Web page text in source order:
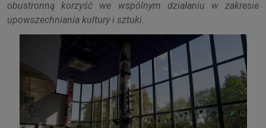
obustronną korzyść we wspólnym działaniu w zakresie
upowszechniania kultury i sztuki.